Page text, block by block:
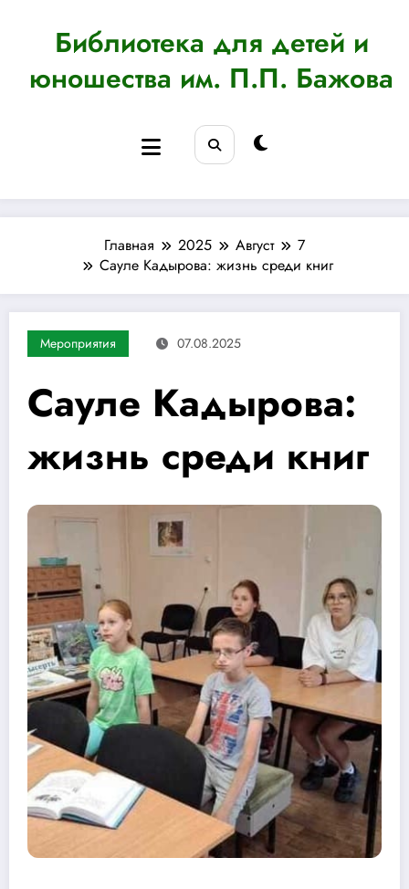
содержимомуБиблиотека для детей и
юношества им. П.П. Бажова
Главная 2025 Август
7
Сауле Кадырова: жизнь среди книг
Мероприятия 07.08.2025
Сауле Кадырова:
жизнь среди книг